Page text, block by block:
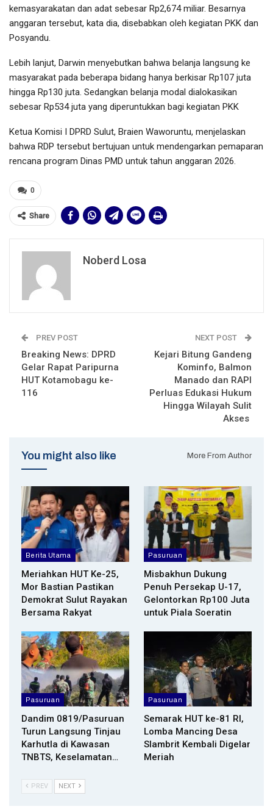
kemasyarakatan dan adat sebesar Rp2,674 miliar. Besarnya
anggaran tersebut, kata dia, disebabkan oleh kegiatan PKK dan
Posyandu.
Lebih lanjut, Darwin menyebutkan bahwa belanja langsung ke
masyarakat pada beberapa bidang hanya berkisar Rp107 juta
hingga Rp130 juta. Sedangkan belanja modal dialokasikan
sebesar Rp534 juta yang diperuntukkan bagi kegiatan PKK
Ketua Komisi I DPRD Sulut, Braien Waworuntu, menjelaskan
bahwa RDP tersebut bertujuan untuk mendengarkan pemaparan
rencana program Dinas PMD untuk tahun anggaran 2026.
0
Share
Noberd Losa
PREV POST
Breaking News: DPRD
Gelar Rapat Paripurna
HUT Kotamobagu ke-
116
NEXT POST
Kejari Bitung Gandeng
Kominfo, Balmon
Manado dan RAPI
Perluas Edukasi Hukum
Hingga Wilayah Sulit
Akses
You might also like More From Author
Berita Utama
Meriahkan HUT Ke-25,
Mor Bastian Pastikan
Demokrat Sulut Rayakan
Bersama Rakyat
Pasuruan
Misbakhun Dukung
Penuh Persekap U-17,
Gelontorkan Rp100 Juta
untuk Piala Soeratin
Pasuruan
Dandim 0819/Pasuruan
Turun Langsung Tinjau
Karhutla di Kawasan
TNBTS, Keselamatan…
Pasuruan
Semarak HUT ke-81 RI,
Lomba Mancing Desa
Slambrit Kembali Digelar
Meriah
PREV NEXT